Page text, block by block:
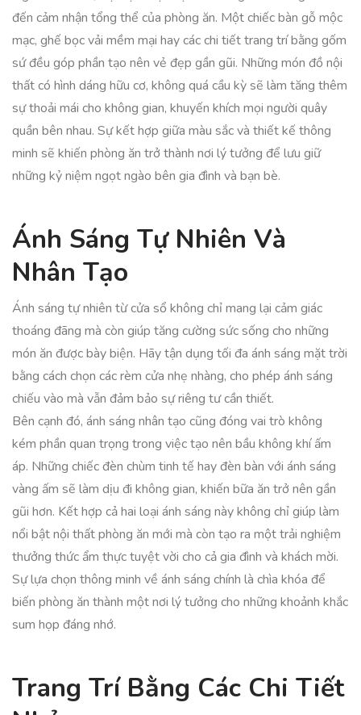
đến cảm nhận tổng thể của phòng ăn. Một chiếc bàn gỗ mộc
mạc, ghế bọc vải mềm mại hay các chi tiết trang trí bằng gốm
sứ đều góp phần tạo nên vẻ đẹp gần gũi. Những món đồ nội
thất có hình dáng hữu cơ, không quá cầu kỳ sẽ làm tăng thêm
sự thoải mái cho không gian, khuyến khích mọi người quây
quần bên nhau. Sự kết hợp giữa màu sắc và thiết kế thông
minh sẽ khiến phòng ăn trở thành nơi lý tưởng để lưu giữ
những kỷ niệm ngọt ngào bên gia đình và bạn bè.
Ánh Sáng Tự Nhiên Và
Nhân Tạo
Ánh sáng tự nhiên từ cửa sổ không chỉ mang lại cảm giác
thoáng đãng mà còn giúp tăng cường sức sống cho những
món ăn được bày biện. Hãy tận dụng tối đa ánh sáng mặt trời
bằng cách chọn các rèm cửa nhẹ nhàng, cho phép ánh sáng
chiếu vào mà vẫn đảm bảo sự riêng tư cần thiết.
Bên cạnh đó, ánh sáng nhân tạo cũng đóng vai trò không
kém phần quan trọng trong việc tạo nên bầu không khí ấm
áp. Những chiếc đèn chùm tinh tế hay đèn bàn với ánh sáng
vàng ấm sẽ làm dịu đi không gian, khiến bữa ăn trở nên gần
gũi hơn. Kết hợp cả hai loại ánh sáng này không chỉ giúp làm
nổi bật nội thất phòng ăn mới mà còn tạo ra một trải nghiệm
thưởng thức ẩm thực tuyệt vời cho cả gia đình và khách mời.
Sự lựa chọn thông minh về ánh sáng chính là chìa khóa để
biến phòng ăn thành một nơi lý tưởng cho những khoảnh khắc
sum họp đáng nhớ.
Trang Trí Bằng Các Chi Tiết